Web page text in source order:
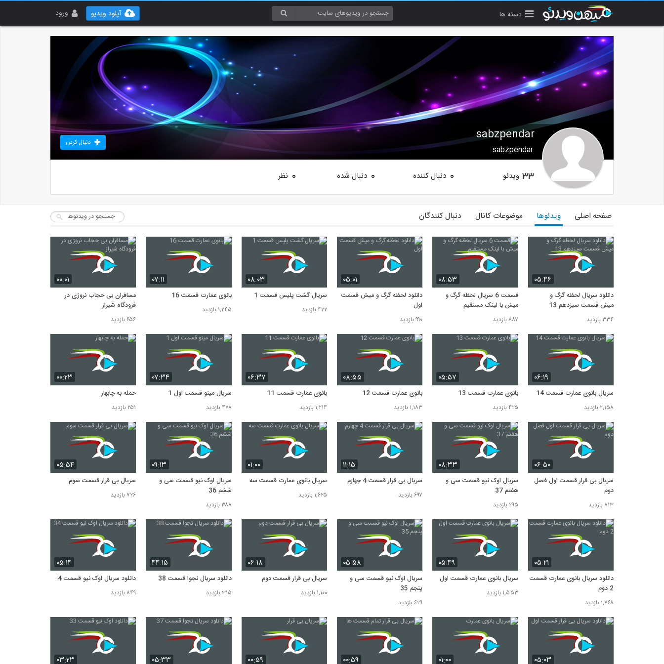
دسته ها ورود آپلود ویدیو
sabzpendar
sabzpendar
دنبال کردن
33 ویدئو 0 دنبال کننده 0 دنبال شده 0 نظر
صفحه اصلی ویدئوها موضوعات کانال دنبال کنندگان
۰۵:۴۶
دانلود سریال لحظه گرگ و
میش قسمت سیزدهم 13
۳۳۴ بازدید
۰۸:۵۳
قسمت 6 سریال لحظه گرگ و
میش با لینک مستقیم
۸۸۷ بازدید
۰۵:۰۱
دانلود لحظه گرگ و میش قسمت
اول
۹۹۰ بازدید
۰۸:۰۳
سریال گشت پلیس قسمت 1
۴۲۲ بازدید
۰۷:۱۱
بانوی عمارت قسمت 16
۱,۲۴۵ بازدید
۰۰:۰۱
مسافران بی حجاب نروژی در
فرودگاه شیراز
۶۵۶ بازدید
۰۶:۱۹
سریال بانوی عمارت قسمت 14
۲,۱۵۸ بازدید
۰۵:۵۷
بانوی عمارت قسمت 13
۴۲۵ بازدید
۰۸:۵۵
بانوی عمارت قسمت 12
۱,۱۸۳ بازدید
۰۶:۳۷
بانوی عمارت قسمت 11
۱,۲۱۴ بازدید
۰۷:۳۴
سریال مینو قسمت اول 1
۴۷۸ بازدید
۰۰:۲۳
حمله به چابهار
۲۵۱ بازدید
۰۶:۵۰
سریال بی قرار قسمت اول فصل
دوم
۸۱۳ بازدید
۰۸:۳۳
سریال اوک نیو قسمت سی و
هفتم 37
۲۹۵ بازدید
۱۱:۱۵
سریال بی قرار قسمت 4 چهارم
۶۹۷ بازدید
۰۱:۰۰
سریال بانوی عمارت قسمت سه
۱,۶۲۵ بازدید
۰۹:۱۳
سریال اوک نیو قسمت سی و
ششم 36
۳۸۸ بازدید
۰۵:۵۴
سریال بی قرار قسمت سوم
۷۲۶ بازدید
۰۵:۲۱
دانلود سریال بانوی عمارت قسمت
2 دوم
۱,۷۶۸ بازدید
۰۵:۴۹
سریال بانوی عمارت قسمت اول
۱,۵۵۳ بازدید
۰۵:۵۸
سریال اوک نیو قسمت سی و
پنجم 35
۶۲۹ بازدید
۰۶:۱۸
سریال بی قرار قسمت دوم
۱,۱۰۰ بازدید
۴۴:۱۵
دانلود سریال نجوا قسمت 38
۳۱۵ بازدید
۰۵:۱۴
دانلود سریال اوک نیو قسمت 34
۸۴۹ بازدید
۰۵:۰۳ ۰۱:۰۰ ۰۰:۵۹ ۰۰:۵۹ ۰۵:۳۳ ۰۳:۲۳